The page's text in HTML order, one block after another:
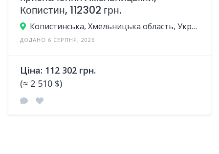
Копистин, 112302 грн.
Копистинська, Хмельницька область, Україна
ДОДАНО 6 СЕРПНЯ, 2026
Ціна: 112 302 грн.
(≈ 2 510 $)